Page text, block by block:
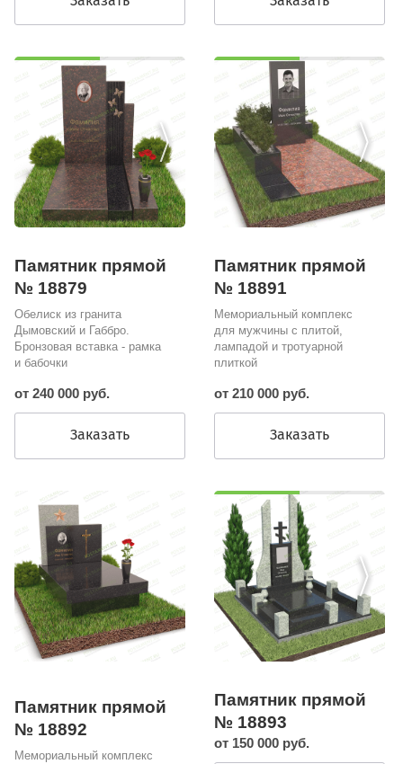
Памятник прямой
№ 18879
Обелиск из гранита
Дымовский и Габбро.
Бронзовая вставка - рамка
и бабочки
от 240 000 руб.
Заказать
Памятник прямой
№ 18891
Мемориальный комплекс
для мужчины с плитой,
лампадой и тротуарной
плиткой
от 210 000 руб.
Заказать
Памятник прямой
№ 18892
Мемориальный комплекс
Памятник прямой
№ 18893
от 150 000 руб.